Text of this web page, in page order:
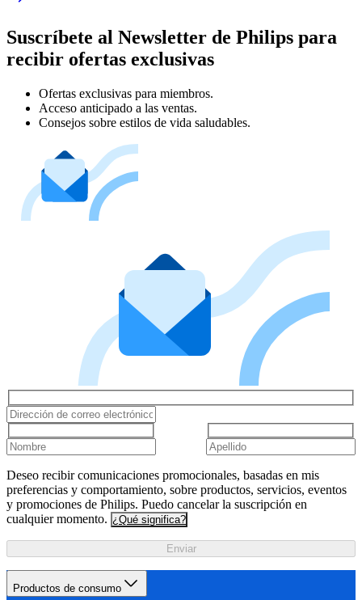
Suscríbete al Newsletter de Philips para
recibir ofertas exclusivas
Ofertas exclusivas para miembros.
Acceso anticipado a las ventas.
Consejos sobre estilos de vida saludables.
Deseo recibir comunicaciones promocionales, basadas en mis
preferencias y comportamiento, sobre productos, servicios, eventos
y promociones de Philips. Puedo cancelar la suscripción en
cualquier momento. ¿Qué significa?
Enviar
Productos de consumo